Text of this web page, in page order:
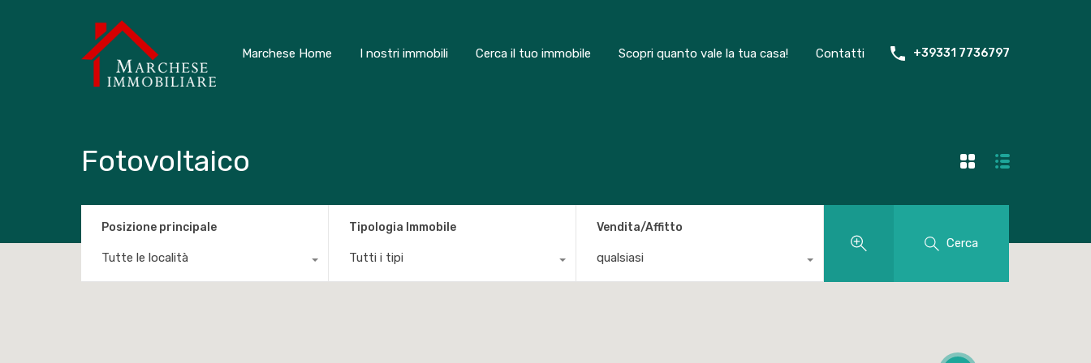
Marchese Home I nostri immobili Cerca il tuo immobile Scopri quanto vale la tua casa! Contatti +39331 7736797
Fotovoltaico
Posizione principale
Tutte le località
Tipologia Immobile
Tutti i tipi
Vendita/Affitto
qualsiasi
Cerca